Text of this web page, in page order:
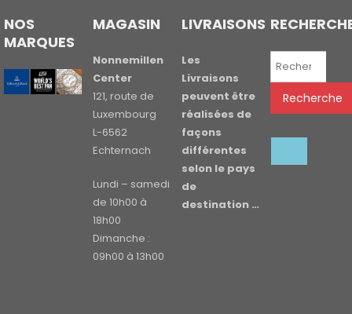
NOS
MARQUES
MAGASIN
Nonnemillen
Center
121, route de
Luxembourg
L-6562
Echternach
Lundi – samedi
de 10h00 à
18h00
Dimanche :
09h00 à 13h00
LIVRAISONS
Les
Livraisons
peuvent être
réalisées de
façons
différentes
selon le pays
de
destination …
Recherche
Recherche